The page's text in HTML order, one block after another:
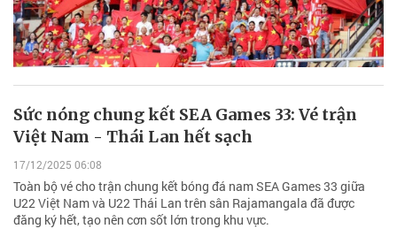
Sức nóng chung kết SEA Games 33: Vé trận
Việt Nam - Thái Lan hết sạch
17/12/2025 06:08
Toàn bộ vé cho trận chung kết bóng đá nam SEA Games 33 giữa
U22 Việt Nam và U22 Thái Lan trên sân Rajamangala đã được
đăng ký hết, tạo nên cơn sốt lớn trong khu vực.